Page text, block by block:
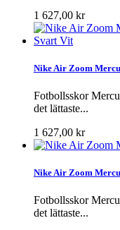
1 627,00 kr
Nike Air Zoom
Fotbollsskor
det lättaste...
1 627,00 kr
Nike Air Zoom
Fotbollsskor
det lättaste...